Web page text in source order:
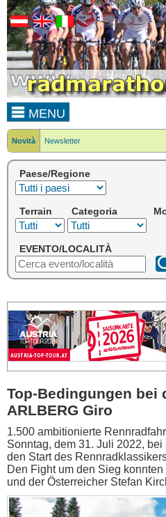
MENU
Novità Newsletter
Paese/Regione
Terrain Categoria
EVENTO/LOCALITÀ
Top-Bedingungen bei
ARLBERG Giro
1.500 ambitionierte
Sonntag, dem 31. Juli 2022,
den Start des
Den Fight um den Sieg
und der Österreicher Stefan